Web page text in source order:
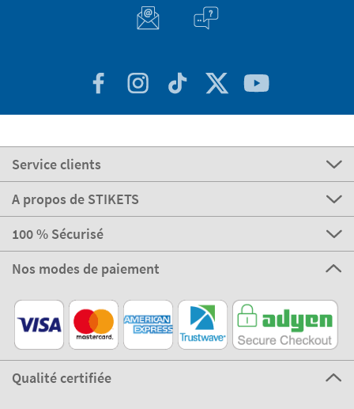
Service clients
A propos de STIKETS
100 % Sécurisé
Nos modes de paiement
Qualité certifiée